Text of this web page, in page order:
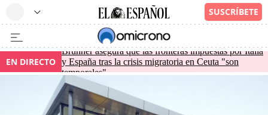
EN DIRECTO
Brunner asegura que las fronteras impuestas por Italia
y España tras la crisis migratoria en Ceuta "son
temporales"